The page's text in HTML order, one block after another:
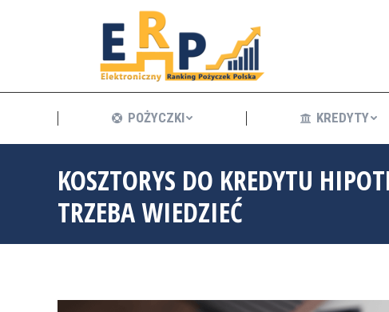
POŻYCZKI KREDYTY
KOSZTORYS DO KREDYTU
TRZEBA WIEDZIEĆ
POŻYCZKI